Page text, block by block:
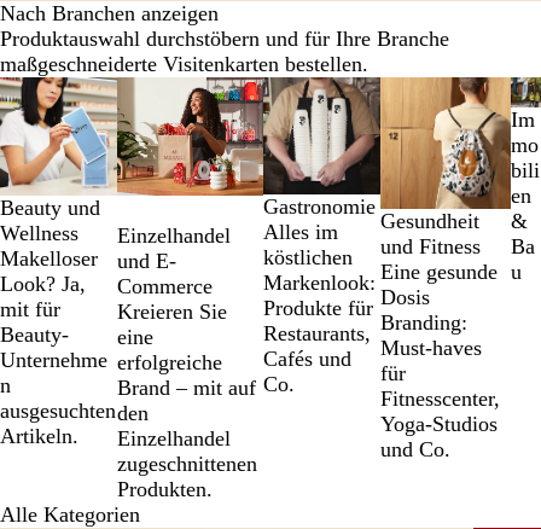
Nach Branchen anzeigen
Produktauswahl durchstöbern und für Ihre Branche
maßgeschneiderte Visitenkarten bestellen.
Beauty und
Wellness
Makelloser
Look? Ja,
mit für
Beauty-
Unternehme
n
ausgesuchten
Artikeln.
Einzelhandel
und E-
Commerce
Kreieren Sie
eine
erfolgreiche
Brand – mit auf
den
Einzelhandel
zugeschnittenen
Produkten.
Gastronomie
Alles im
köstlichen
Markenlook:
Produkte für
Restaurants,
Cafés und
Co.
Gesundheit
und Fitness
Eine gesunde
Dosis
Branding:
Must-haves
für
Fitnesscenter,
Yoga-Studios
und Co.
Im
mo
bili
en
&
Ba
u
Galeriebilder
1
bis
2
von
5
Alle Kategorien